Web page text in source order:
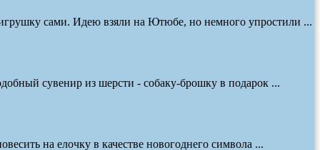
сами. Идею взяли на Ютюбе, но немного упростили ...
сувенир из шерсти - собаку-брошку в подарок ...
на елочку в качестве новогоднего символа ...